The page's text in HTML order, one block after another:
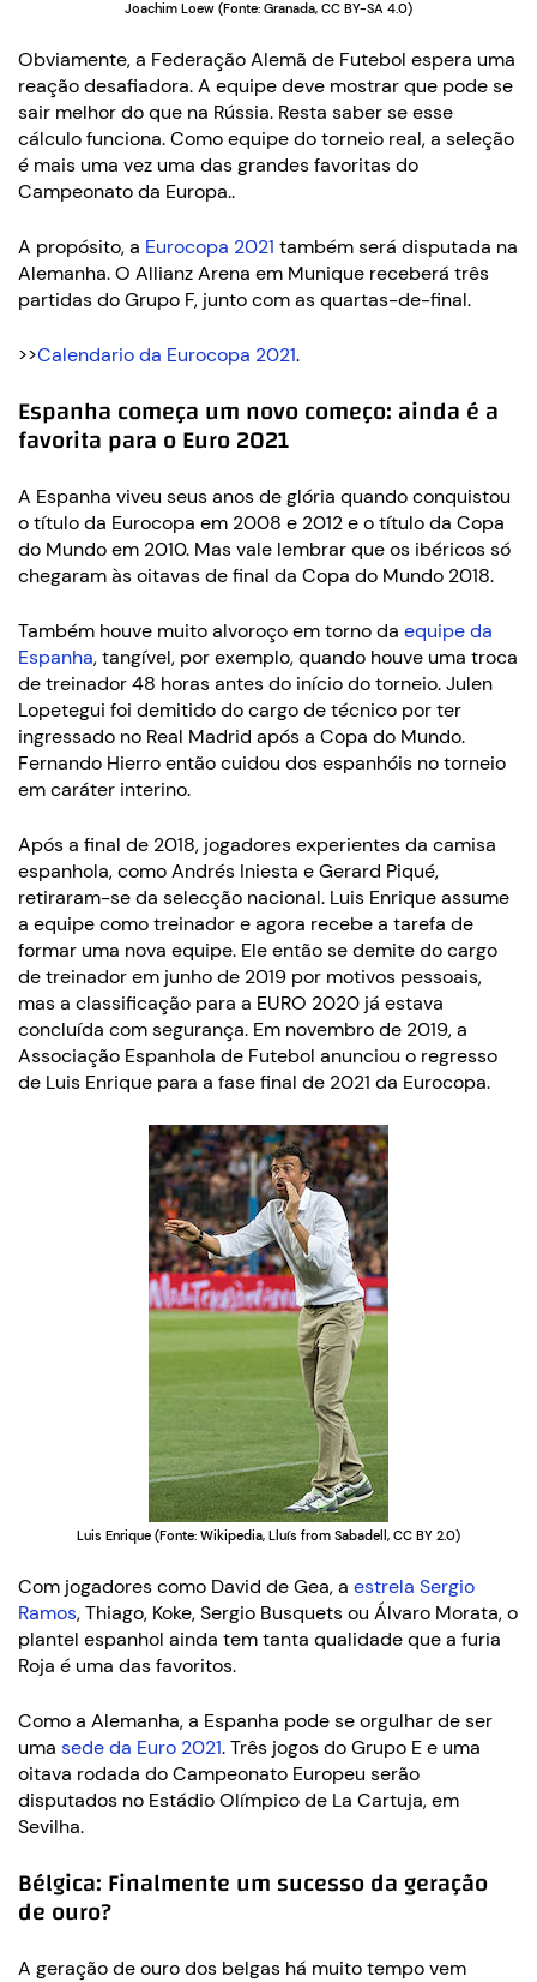
Joachim Loew (Fonte: Granada, CC BY-SA 4.0)
Obviamente, a Federação Alemã de Futebol espera uma
reação desafiadora. A equipe deve mostrar que pode se
sair melhor do que na Rússia. Resta saber se esse
cálculo funciona. Como equipe do torneio real, a seleção
é mais uma vez uma das grandes favoritas do
Campeonato da Europa..
A propósito, a Eurocopa 2021 também será disputada na
Alemanha. O Allianz Arena em Munique receberá três
partidas do Grupo F, junto com as quartas-de-final.
>>Calendario da Eurocopa 2021.
Espanha começa um novo começo: ainda é a
favorita para o Euro 2021
A Espanha viveu seus anos de glória quando conquistou
o título da Eurocopa em 2008 e 2012 e o título da Copa
do Mundo em 2010. Mas vale lembrar que os ibéricos só
chegaram às oitavas de final da Copa do Mundo 2018.
Também houve muito alvoroço em torno da equipe da
Espanha, tangível, por exemplo, quando houve uma troca
de treinador 48 horas antes do início do torneio. Julen
Lopetegui foi demitido do cargo de técnico por ter
ingressado no Real Madrid após a Copa do Mundo.
Fernando Hierro então cuidou dos espanhóis no torneio
em caráter interino.
Após a final de 2018, jogadores experientes da camisa
espanhola, como Andrés Iniesta e Gerard Piqué,
retiraram-se da selecção nacional. Luis Enrique assume
a equipe como treinador e agora recebe a tarefa de
formar uma nova equipe. Ele então se demite do cargo
de treinador em junho de 2019 por motivos pessoais,
mas a classificação para a EURO 2020 já estava
concluída com segurança. Em novembro de 2019, a
Associação Espanhola de Futebol anunciou o regresso
de Luis Enrique para a fase final de 2021 da Eurocopa.
Luis Enrique (Fonte: Wikipedia, Lluís from Sabadell, CC BY 2.0)
Com jogadores como David de Gea, a estrela Sergio
Ramos, Thiago, Koke, Sergio Busquets ou Álvaro Morata, o
plantel espanhol ainda tem tanta qualidade que a furia
Roja é uma das favoritos.
Como a Alemanha, a Espanha pode se orgulhar de ser
uma sede da Euro 2021. Três jogos do Grupo E e uma
oitava rodada do Campeonato Europeu serão
disputados no Estádio Olímpico de La Cartuja, em
Sevilha.
Bélgica: Finalmente um sucesso da geração
de ouro?
A geração de ouro dos belgas há muito tempo vem